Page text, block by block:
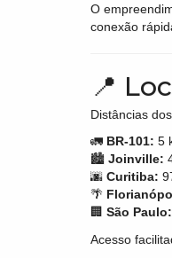
O
conexão
📍
Distâncias
🚛 BR-101: 5
🏙 Joinville:
🌆 Curitiba:
🌴
🏢 São Paulo:
Acesso